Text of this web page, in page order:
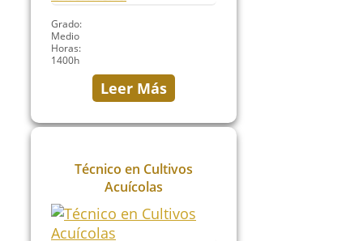
Grado:
Medio
Horas:
1400h
Leer Más
Técnico en Cultivos
Acuícolas